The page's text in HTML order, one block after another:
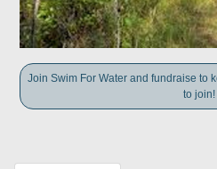
Join Swim For Water and fundraise to
to join!